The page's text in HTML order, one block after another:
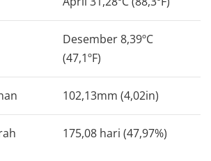
Desember 8,39ºC
(47,1ºF)
102,13mm (4,02in)
175,08 hari (47,97%)